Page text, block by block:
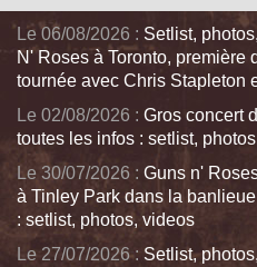
Le 06/08/2026 : Setlist,
N' Roses à Toronto, première
tournée avec Chris Stapleton
Le 02/08/2026 : Gros concert
toutes les infos : setlist,
Le 30/07/2026 : Guns n'
à Tinley Park dans la
: setlist, photos, videos
Le 27/07/2026 : Setlist,